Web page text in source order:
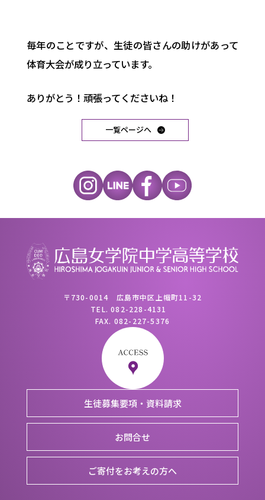
毎年のことですが、生徒の皆さんの助けがあって
体育大会が成り立っています。
ありがとう！頑張ってくださいね！
一覧ページへ
〒730-0014 広島市中区上幟町11-32
TEL.082-228-4131
FAX. 082-227-5376
生徒募集要項・資料請求
お問合せ
ご寄付をお考えの方へ